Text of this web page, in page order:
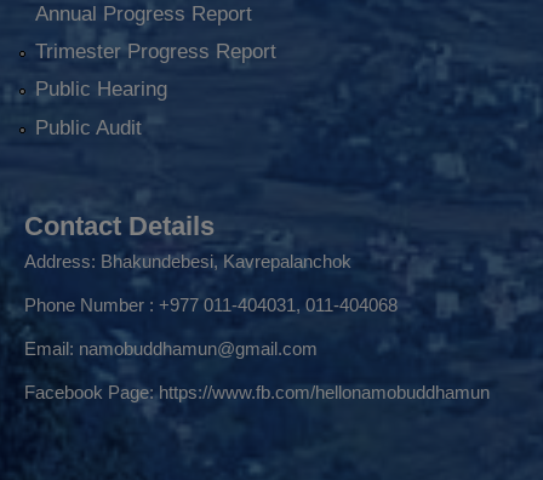
Annual Progress Report
Trimester Progress Report
Public Hearing
Public Audit
Contact Details
Address: Bhakundebesi, Kavrepalanchok
Phone Number : +977 011-404031, 011-404068
Email: namobuddhamun@gmail.com
Facebook Page:https://www.fb.com/hellonamobuddhamun